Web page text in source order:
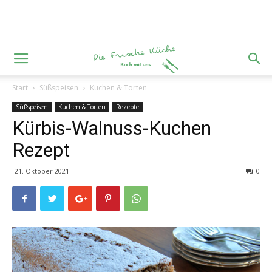
Start Süßspeisen Kuchen & Torten
Süßspeisen Kuchen & Torten Rezepte
Kürbis-Walnuss-Kuchen
Rezept
21. Oktober 2021 0